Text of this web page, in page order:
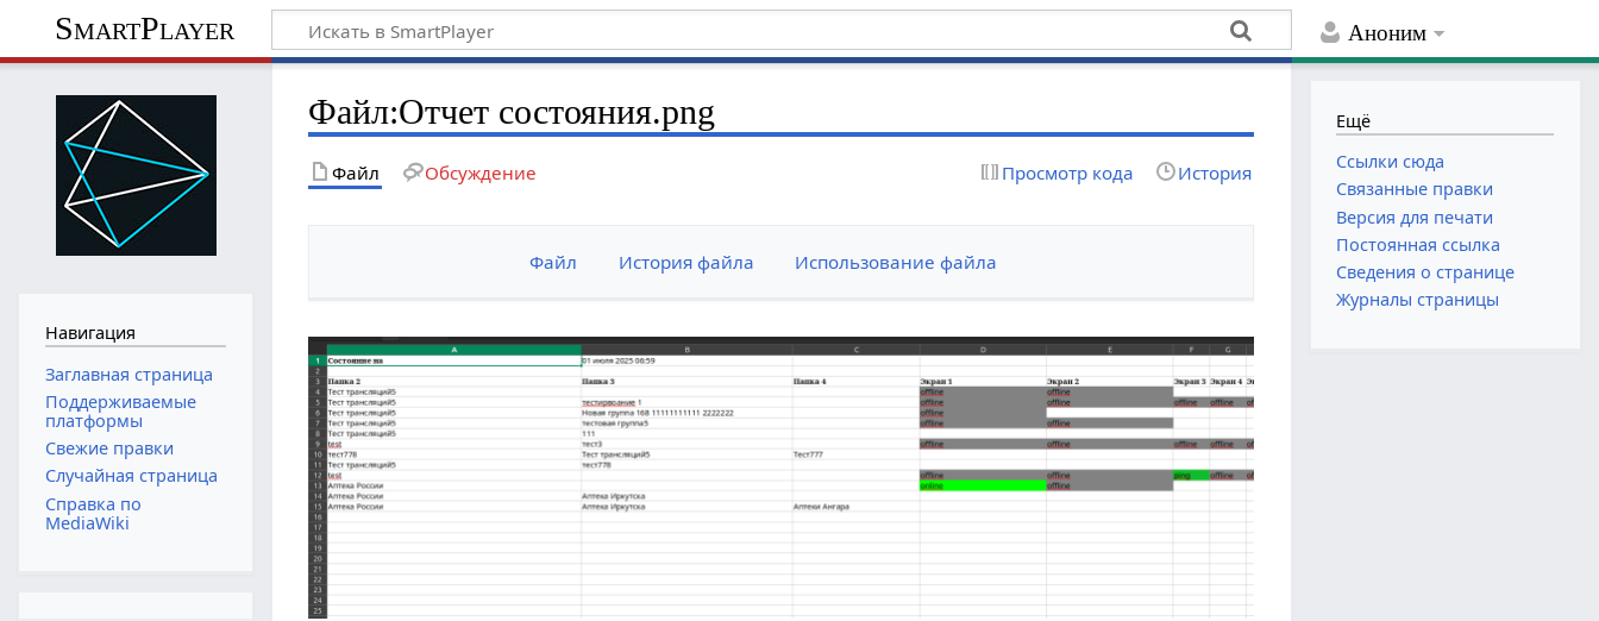
Аноним
SmartPlayer
Файл:Отчет состояния.png
Файл Обсуждение Просмотр кода История
Файл История файла Использование файла
Навигация
Заглавная страница
Поддерживаемые
платформы
Свежие правки
Случайная страница
Справка по
MediaWiki
Ещё
Ссылки сюда
Связанные правки
Версия для печати
Постоянная ссылка
Сведения о странице
Журналы страницы